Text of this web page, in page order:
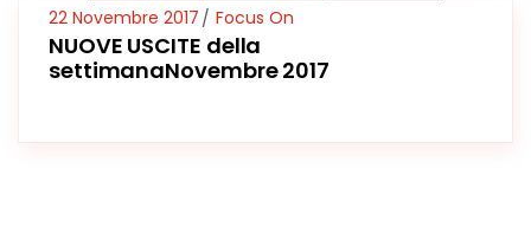
22 Novembre 2017 Focus On
NUOVE USCITE della
settimanaNovembre 2017